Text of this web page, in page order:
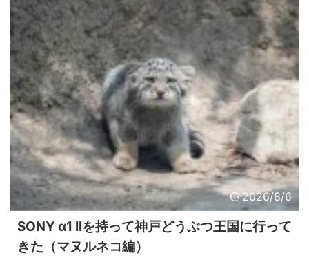
2026/8/6
SONY α1 IIを持って神戸どうぶつ王国に行って
きた（マヌルネコ編）